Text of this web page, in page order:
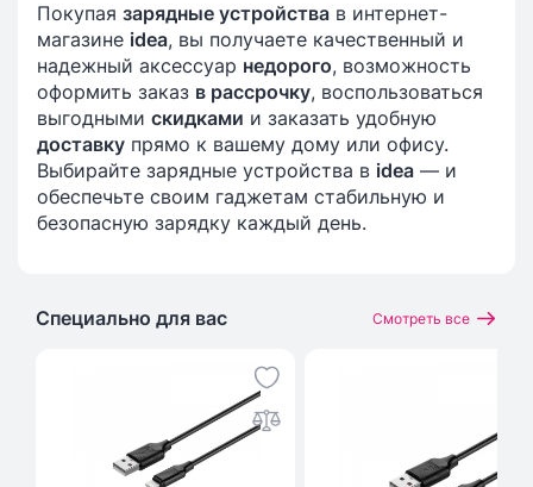
Покупая зарядные устройства в интернет-
магазине idea, вы получаете качественный и
надежный аксессуар недорого, возможность
оформить заказ в рассрочку, воспользоваться
выгодными скидками и заказать удобную
доставку прямо к вашему дому или офису.
Выбирайте зарядные устройства в idea — и
обеспечьте своим гаджетам стабильную и
безопасную зарядку каждый день.
Специально для вас Смотреть все